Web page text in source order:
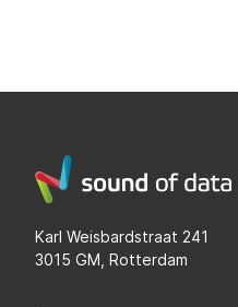
Karl Weisbardstraat 241
3015 GM, Rotterdam